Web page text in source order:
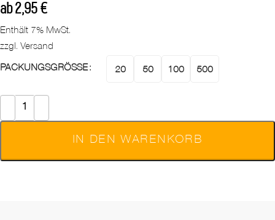
ab 2,95 €
Enthält 7% MwSt.
zzgl. Versand
PACKUNGSGRÖSSE 20 50 100 500
IN DEN WARENKORB